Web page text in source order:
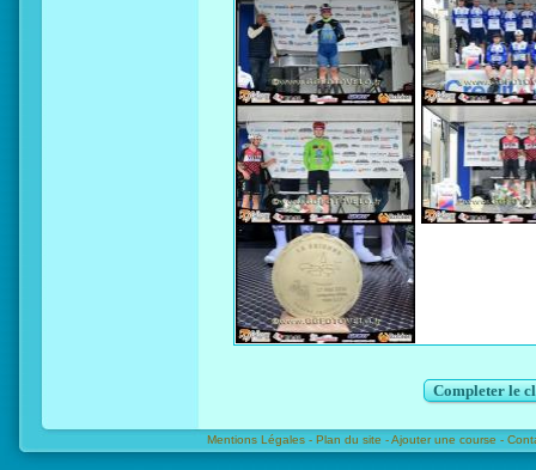
Completer le
Mentions Légales - Plan du site -Ajouter une course -